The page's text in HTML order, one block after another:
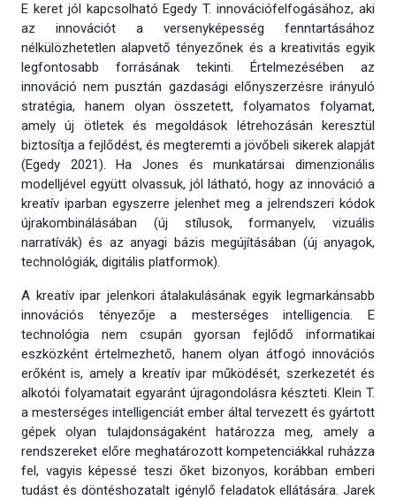
E keret jól kapcsolható Egedy T. innovációfelfogásához, aki
az innovációt a versenyképesség fenntartásához
nélkülözhetetlen alapvető tényezőnek és a kreativitás egyik
legfontosabb forrásának tekinti. Értelmezésében az
innováció nem pusztán gazdasági előnyszerzésre irányuló
stratégia, hanem olyan összetett, folyamatos folyamat,
amely új ötletek és megoldások létrehozásán keresztül
biztosítja a fejlődést, és megteremti a jövőbeli sikerek alapját
(Egedy 2021). Ha Jones és munkatársai dimenzionális
modelljével együtt olvassuk, jól látható, hogy az innováció a
kreatív iparban egyszerre jelenhet meg a jelrendszeri kódok
újrakombinálásában (új stílusok, formanyelv, vizuális
narratívák) és az anyagi bázis megújításában (új anyagok,
technológiák, digitális platformok).
A kreatív ipar jelenkori átalakulásának egyik legmarkánsabb
innovációs tényezője a mesterséges intelligencia. E
technológia nem csupán gyorsan fejlődő informatikai
eszközként értelmezhető, hanem olyan átfogó innovációs
erőként is, amely a kreatív ipar működését, szerkezetét és
alkotói folyamatait egyaránt újragondolásra készteti. Klein T.
a mesterséges intelligenciát ember által tervezett és gyártott
gépek olyan tulajdonságaként határozza meg, amely a
rendszereket előre meghatározott kompetenciákkal ruházza
fel, vagyis képessé teszi őket bizonyos, korábban emberi
tudást és döntéshozatalt igénylő feladatok ellátására. Jarek